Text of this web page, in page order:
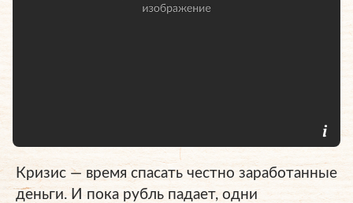
Кризис — время спасать честно заработанные
деньги. И пока рубль падает, одни